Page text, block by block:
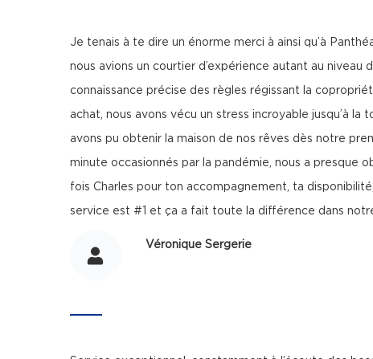
Je tenais à te dire un énorme merci à ainsi qu’à
nous avions un courtier d’expérience autant au
connaissance précise des règles régissant la
achat, nous avons vécu un stress incroyable jusqu’à
avons pu obtenir la maison de nos rêves dès notre
minute occasionnés par la pandémie, nous a presque
fois Charles pour ton accompagnement, ta
service est #1 et ça a fait toute la différence dans
Véronique Sergerie